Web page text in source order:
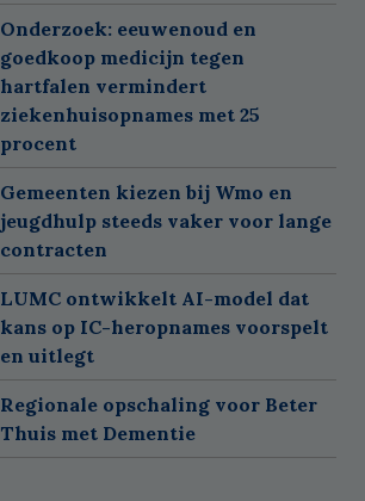
Onderzoek: eeuwenoud en
goedkoop medicijn tegen
hartfalen vermindert
ziekenhuisopnames met 25
procent
Gemeenten kiezen bij Wmo en
jeugdhulp steeds vaker voor lange
contracten
LUMC ontwikkelt AI-model dat
kans op IC-heropnames voorspelt
en uitlegt
Regionale opschaling voor Beter
Thuis met Dementie